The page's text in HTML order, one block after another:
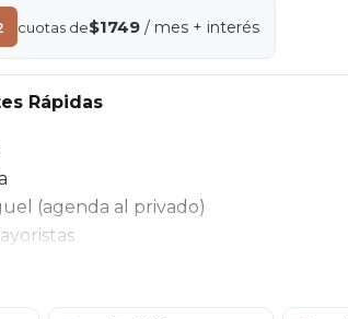
cuotas de$1749 / mes + interés
Rápidas
(agenda al privado)
resistente que permite optimizar